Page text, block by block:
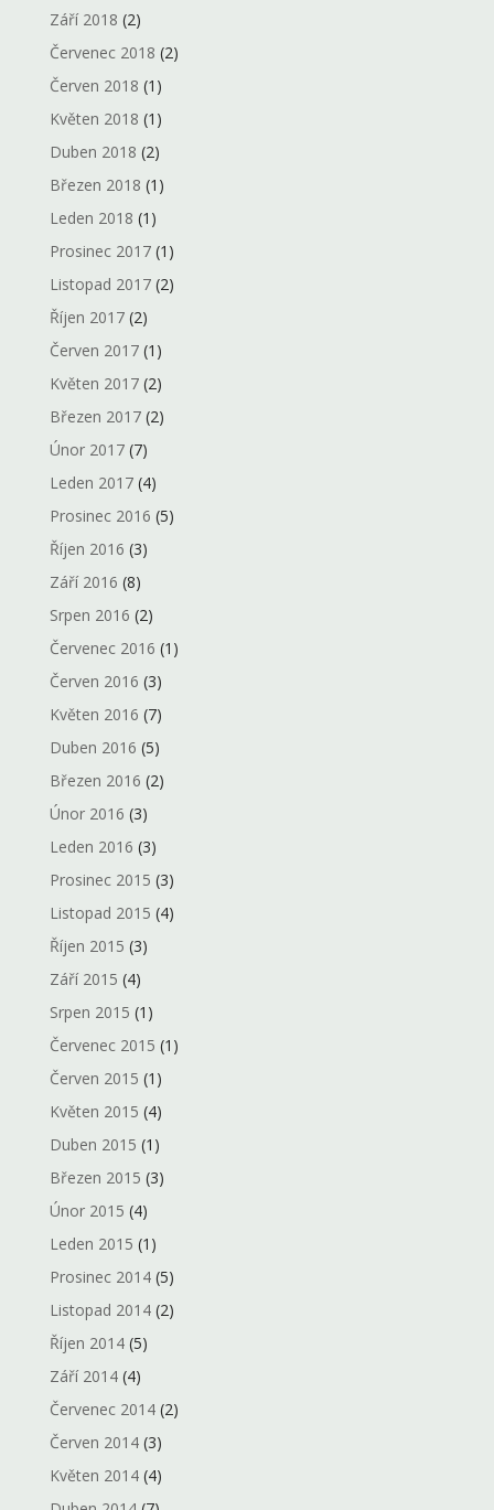
Září 2018 (2)
Červenec 2018 (2)
Červen 2018 (1)
Květen 2018 (1)
Duben 2018 (2)
Březen 2018 (1)
Leden 2018 (1)
Prosinec 2017(1)
Listopad 2017(2)
Říjen 2017(2)
Červen 2017(1)
Květen 2017(2)
Březen 2017(2)
Únor 2017(7)
Leden 2017(4)
Prosinec 2016 (5)
Říjen 2016 (3)
Září 2016 (8)
Srpen 2016 (2)
Červenec 2016 (1)
Červen 2016 (3)
Květen 2016 (7)
Duben 2016 (5)
Březen 2016 (2)
Únor 2016 (3)
Leden 2016 (3)
Prosinec 2015 (3)
Listopad 2015 (4)
Říjen 2015 (3)
Září 2015 (4)
Srpen 2015 (1)
Červenec 2015 (1)
Červen 2015 (1)
Květen 2015 (4)
Duben 2015 (1)
Březen 2015 (3)
Únor 2015 (4)
Leden 2015 (1)
Prosinec 2014(5)
Listopad 2014(2)
Říjen 2014(5)
Září 2014(4)
Červenec 2014(2)
Červen 2014(3)
Květen 2014(4)